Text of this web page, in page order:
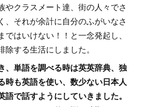
やクラスメート達、街の人々でさ
、それが余計に自分のふがいなさ
ではいけない！！と一念発起し、
する生活にしました。
、単語を調べる時は英英辞典、独
時も英語を使い、数少ない日本人
語で話すようにしていきました。